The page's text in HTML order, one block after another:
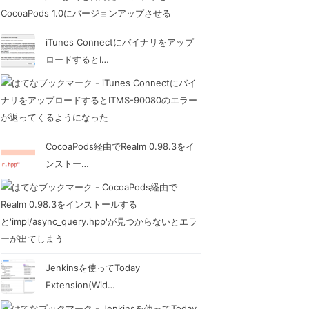
iTunes Connectにバイナリをアップ
ロードするとI…
CocoaPods経由でRealm 0.98.3をイ
ンストー…
Jenkinsを使ってToday
Extension(Wid…